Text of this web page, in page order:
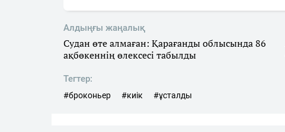
Алдыңғы жаңалық
Судан өте алмаған: Қарағанды облысында 86
ақбөкеннің өлексесі табылды
Тегтер:
#броконьер #киік #ұсталды